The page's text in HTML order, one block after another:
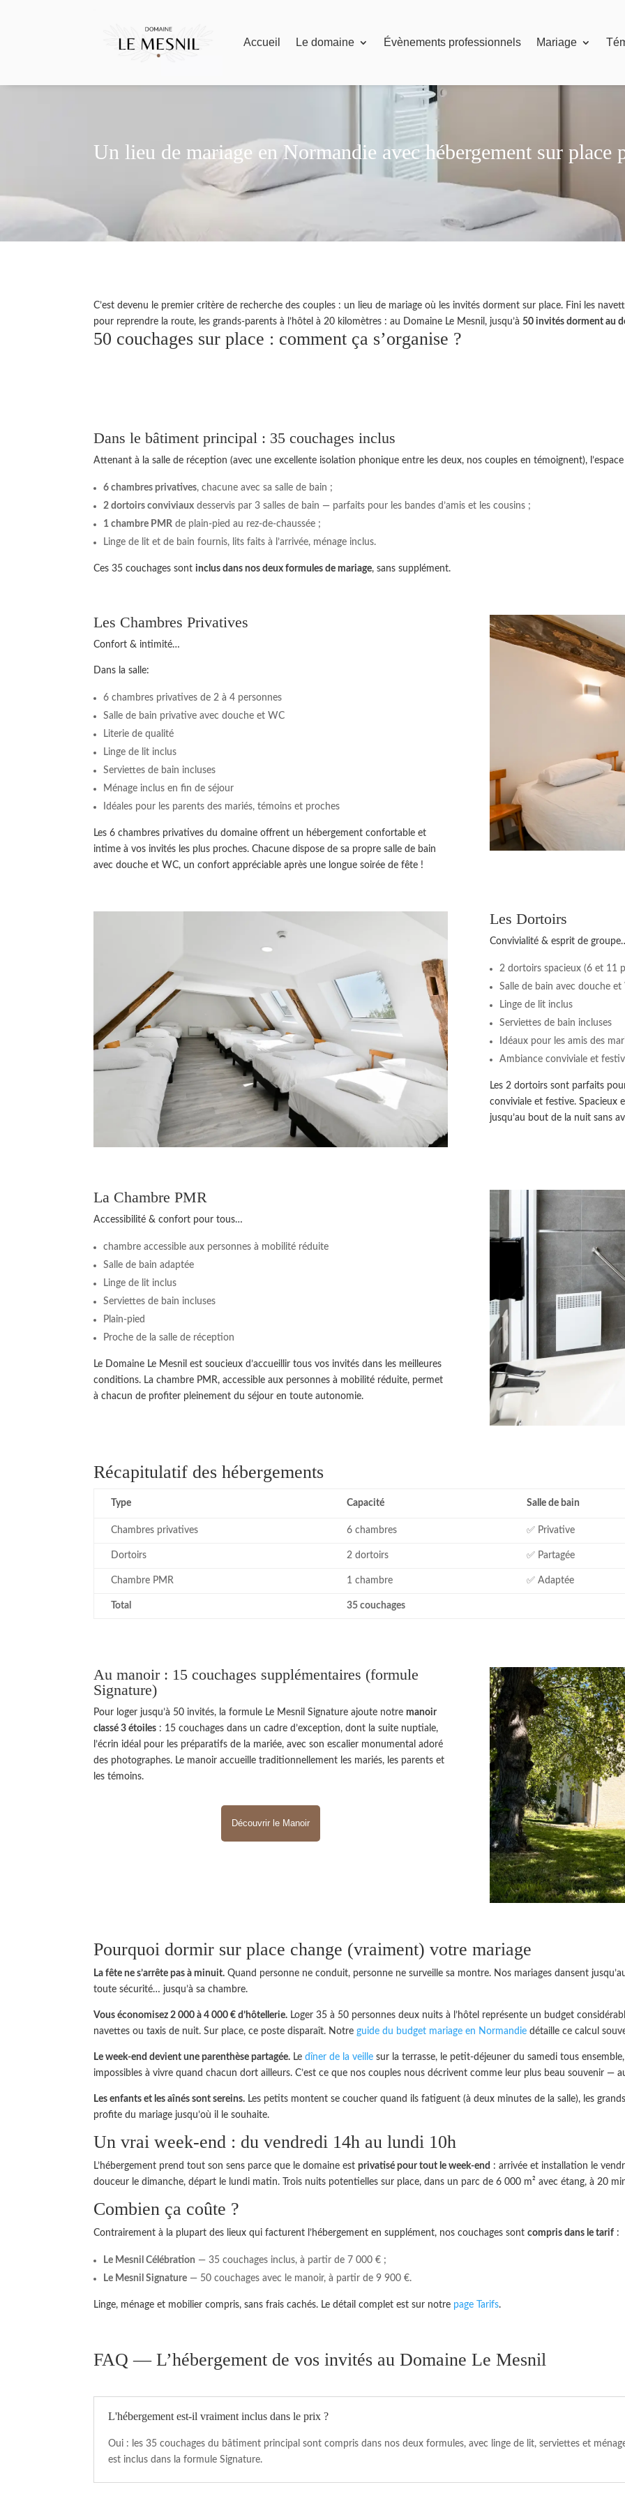
Accueil Le domaine Évènements professionnels Mariage
Un lieu de mariage en Normandie avec hébergement sur place
C’est devenu le premier critère de recherche des couples : un lieu de mariage où les invités dorment sur place. Fini les
pour reprendre la route, les grands-parents à l’hôtel à 20 kilomètres : au Domaine Le Mesnil, jusqu’à50 invités dorment au
50 couchages sur place : comment ça s’organise ?
Dans le bâtiment principal : 35 couchages inclus
Attenant à la salle de réception (avec une excellente isolation phonique entre les deux, nos couples en témoignent),
6 chambres privatives, chacune avec sa salle de bain ;
2 dortoirs conviviaux desservis par 3 salles de bain — parfaits pour les bandes d’amis et les cousins ;
1 chambre PMR de plain-pied au rez-de-chaussée ;
Linge de lit et de bain fournis, lits faits à l’arrivée, ménage inclus.
Ces 35 couchages sont inclus dans nos deux formules de mariage, sans supplément.
Les Chambres Privatives
Confort & intimité…
Dans la salle:
6 chambres privatives de 2 à 4 personnes
Salle de bain privative avec douche et WC
Literie de qualité
Linge de lit inclus
Serviettes de bain incluses
Ménage inclus en fin de séjour
Idéales pour les parents des mariés, témoins et proches
Les 6 chambres privatives du domaine offrent un hébergement confortable et
intime à vos invités les plus proches. Chacune dispose de sa propre salle de bain
avec douche et WC, un confort appréciable après une longue soirée de fête !
Les Dortoirs
Convivialité & esprit de
2 dortoirs spacieux (6 et 11
Salle de bain avec douche et
Linge de lit inclus
Serviettes de bain incluses
Idéaux pour les amis des
Ambiance conviviale et
Les 2 dortoirs sont parfaits
conviviale et festive. Spacieux
jusqu’au bout de la nuit sans
La Chambre PMR
Accessibilité & confort pour tous…
chambre accessible aux personnes à mobilité réduite
Salle de bain adaptée
Linge de lit inclus
Serviettes de bain incluses
Plain-pied
Proche de la salle de réception
Le Domaine Le Mesnil est soucieux d’accueillir tous vos invités dans les meilleures
conditions. La chambre PMR, accessible aux personnes à mobilité réduite, permet
à chacun de profiter pleinement du séjour en toute autonomie.
Récapitulatif des hébergements
Type Capacité Salle de bain
Chambres privatives 6 chambres ✅ Privative
Dortoirs 2 dortoirs ✅ Partagée
Chambre PMR 1 chambre ✅ Adaptée
Total 35 couchages
Au manoir : 15 couchages supplémentaires (formule
Signature)
Pour loger jusqu’à 50 invités, la formule Le Mesnil Signature ajoute notremanoir
classé 3 étoiles : 15 couchages dans un cadre d’exception, dont la suite nuptiale,
l’écrin idéal pour les préparatifs de la mariée, avec son escalier monumental adoré
des photographes. Le manoir accueille traditionnellement les mariés, les parents et
les témoins.
Découvrir le Manoir
Pourquoi dormir sur place change (vraiment) votre mariage
La fête ne s’arrête pas à minuit. Quand personne ne conduit, personne ne surveille sa montre. Nos mariages dansent
toute sécurité… jusqu’à sa chambre.
Vous économisez 2 000 à 4 000 € d’hôtellerie. Loger 35 à 50 personnes deux nuits à l’hôtel représente un budget
navettes ou taxis de nuit. Sur place, ce poste disparaît. Notreguide du budget mariage en Normandie détaille ce calcul
Le week-end devient une parenthèse partagée. Ledîner de la veille sur la terrasse, le petit-déjeuner du samedi tous
impossibles à vivre quand chacun dort ailleurs. C’est ce que nos couples nous décrivent comme leur plus beau souvenir —
Les enfants et les aînés sont sereins. Les petits montent se coucher quand ils fatiguent (à deux minutes de la salle), les
profite du mariage jusqu’où il le souhaite.
Un vrai week-end : du vendredi 14h au lundi 10h
L’hébergement prend tout son sens parce que le domaine estprivatisé pour tout le week-end : arrivée et installation le
douceur le dimanche, départ le lundi matin. Trois nuits potentielles sur place, dans un parc de 6 000 m² avec étang, à 20
Combien ça coûte ?
Contrairement à la plupart des lieux qui facturent l’hébergement en supplément, nos couchages sontcompris dans le tarif :
Le Mesnil Célébration — 35 couchages inclus, à partir de 7 000 € ;
Le Mesnil Signature — 50 couchages avec le manoir, à partir de 9 900 €.
Linge, ménage et mobilier compris, sans frais cachés. Le détail complet est sur notre page Tarifs.
FAQ — L’hébergement de vos invités au Domaine Le Mesnil
L'hébergement est-il vraiment inclus dans le prix ?
Oui : les 35 couchages du bâtiment principal sont compris dans nos deux formules, avec linge de lit, serviettes et
est inclus dans la formule Signature.